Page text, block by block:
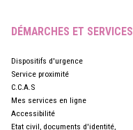
DÉMARCHES ET SERVICES
Dispositifs d'urgence
Service proximité
C.C.A.S
Mes services en ligne
Accessibilité
Etat civil, documents d'identité,